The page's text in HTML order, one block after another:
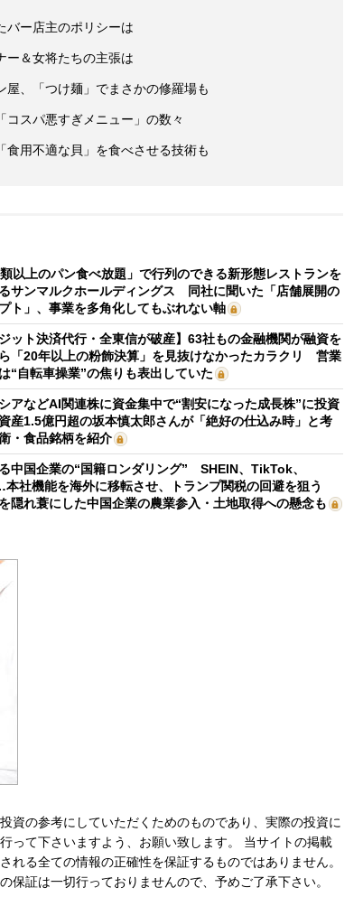
ー店主のポリシーは
＆女将たちの主張は
、「つけ麺」でまさかの修羅場も
スパ悪すぎメニュー」の数々
用不適な貝」を食べさせる技術も
類以上のパン食べ放題」で行列のできる新形態レストランを
サンマルクホールディングス 同社に聞いた「店舗展開の
ト」、事業を多角化してもぶれない軸
ジット決済代行・全東信が破産】63社もの金融機関が融資を
「20年以上の粉飾決算」を見抜けなかったカラクリ 営業
“自転車操業”の焦りも表出していた
アなどAI関連株に資金集中で“割安になった成長株”に投資
1.5億円超の坂本慎太郎さんが「絶好の仕込み時」と考
・食品銘柄を紹介
中国企業の“国籍ロンダリング” SHEIN、TikTok、
社機能を海外に移転させ、トランプ関税の回避を狙う
隠れ蓑にした中国企業の農業参入・土地取得への懸念も
資の参考にしていただくためのものであり、実際の投資に
って下さいますよう、お願い致します。 当サイトの掲載
れる全ての情報の正確性を保証するものではありません。
保証は一切行っておりませんので、予めご了承下さい。